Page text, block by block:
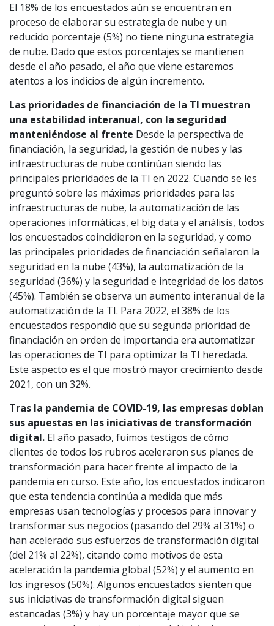
El 18% de los encuestados aún se encuentran en
proceso de elaborar su estrategia de nube y un
reducido porcentaje (5%) no tiene ninguna estrategia
de nube. Dado que estos porcentajes se mantienen
desde el año pasado, el año que viene estaremos
atentos a los indicios de algún incremento.
Las prioridades de financiación de la TI muestran
una estabilidad interanual, con la seguridad
manteniéndose al frente Desde la perspectiva de
financiación, la seguridad, la gestión de nubes y las
infraestructuras de nube continúan siendo las
principales prioridades de la TI en 2022. Cuando se les
preguntó sobre las máximas prioridades para las
infraestructuras de nube, la automatización de las
operaciones informáticas, el big data y el análisis, todos
los encuestados coincidieron en la seguridad, y como
las principales prioridades de financiación señalaron la
seguridad en la nube (43%), la automatización de la
seguridad (36%) y la seguridad e integridad de los datos
(45%). También se observa un aumento interanual de la
automatización de la TI. Para 2022, el 38% de los
encuestados respondió que su segunda prioridad de
financiación en orden de importancia era automatizar
las operaciones de TI para optimizar la TI heredada.
Este aspecto es el que mostró mayor crecimiento desde
2021, con un 32%.
Tras la pandemia de COVID-19, las empresas doblan
sus apuestas en las iniciativas de transformación
digital. El año pasado, fuimos testigos de cómo
clientes de todos los rubros aceleraron sus planes de
transformación para hacer frente al impacto de la
pandemia en curso. Este año, los encuestados indicaron
que esta tendencia continúa a medida que más
empresas usan tecnologías y procesos para innovar y
transformar sus negocios (pasando del 29% al 31%) o
han acelerado sus esfuerzos de transformación digital
(del 21% al 22%), citando como motivos de esta
aceleración la pandemia global (52%) y el aumento en
los ingresos (50%). Algunos encuestados sienten que
sus iniciativas de transformación digital siguen
estancadas (3%) y hay un porcentaje mayor que se